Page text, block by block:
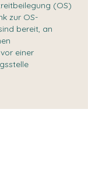
(OS)
zur OS-
bereit, an
einer